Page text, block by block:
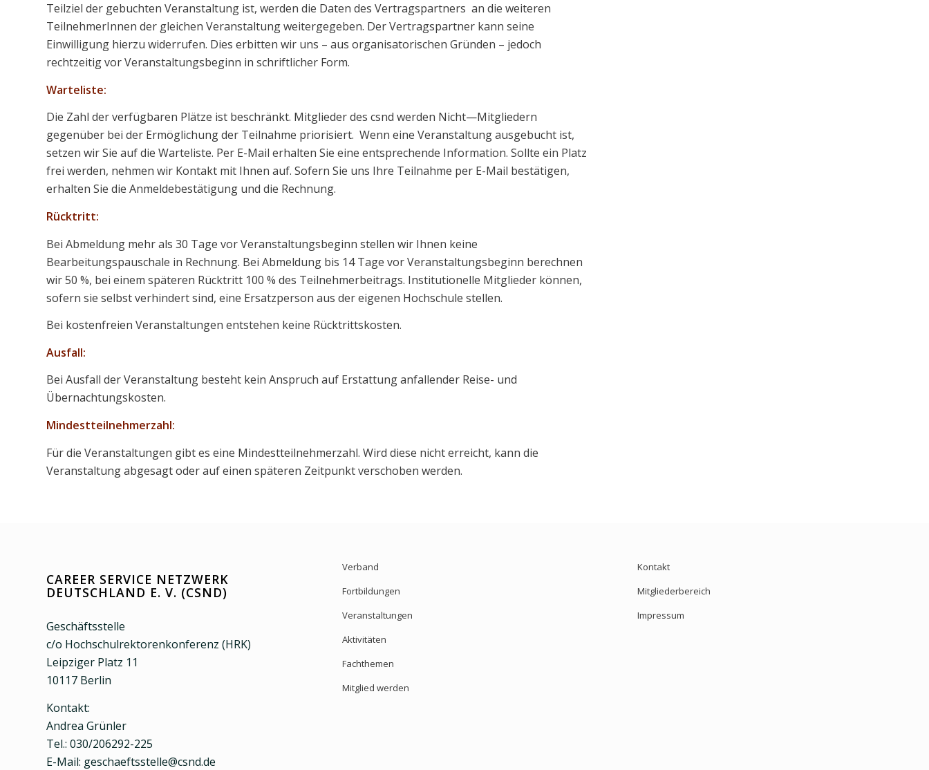
Teilziel der gebuchten Veranstaltung ist, werden die Daten des Vertragspartners an die weiteren
TeilnehmerInnen der gleichen Veranstaltung weitergegeben. Der Vertragspartner kann seine
Einwilligung hierzu widerrufen. Dies erbitten wir uns – aus organisatorischen Gründen – jedoch
rechtzeitig vor Veranstaltungsbeginn in schriftlicher Form.
Warteliste:
Die Zahl der verfügbaren Plätze ist beschränkt. Mitglieder des csnd werden Nicht—Mitgliedern
gegenüber bei der Ermöglichung der Teilnahme priorisiert. Wenn eine Veranstaltung ausgebucht ist,
setzen wir Sie auf die Warteliste. Per E-Mail erhalten Sie eine entsprechende Information. Sollte ein Platz
frei werden, nehmen wir Kontakt mit Ihnen auf. Sofern Sie uns Ihre Teilnahme per E-Mail bestätigen,
erhalten Sie die Anmeldebestätigung und die Rechnung.
Rücktritt:
Bei Abmeldung mehr als 30 Tage vor Veranstaltungsbeginn stellen wir Ihnen keine
Bearbeitungspauschale in Rechnung. Bei Abmeldung bis 14 Tage vor Veranstaltungsbeginn berechnen
wir 50 %, bei einem späteren Rücktritt 100 % des Teilnehmerbeitrags. Institutionelle Mitglieder können,
sofern sie selbst verhindert sind, eine Ersatzperson aus der eigenen Hochschule stellen.
Bei kostenfreien Veranstaltungen entstehen keine Rücktrittskosten.
Ausfall:
Bei Ausfall der Veranstaltung besteht kein Anspruch auf Erstattung anfallender Reise- und
Übernachtungskosten.
Mindestteilnehmerzahl:
Für die Veranstaltungen gibt es eine Mindestteilnehmerzahl. Wird diese nicht erreicht, kann die
Veranstaltung abgesagt oder auf einen späteren Zeitpunkt verschoben werden.
CAREER SERVICE NETZWERK
DEUTSCHLAND E. V. (CSND)
Geschäftsstelle
c/o Hochschulrektorenkonferenz (HRK)
Leipziger Platz 11
10117 Berlin
Kontakt:
Andrea Grünler
Tel.: 030/206292-225
E-Mail: geschaeftsstelle@csnd.de
Verband
Fortbildungen
Veranstaltungen
Aktivitäten
Fachthemen
Mitglied werden
Kontakt
Mitgliederbereich
Impressum